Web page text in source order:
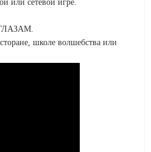
или сетевой игре.
школе волшебства или